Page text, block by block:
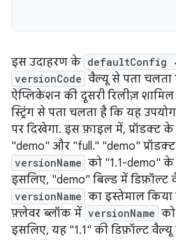
इस उदाहरण के defaultConfig
versionCode वैल्यू से पता चलता
ऐप्लिकेशन की दूसरी रिलीज़ शामिल
स्ट्रिंग से पता चलता है कि यह
पर दिखेगा. इस फ़ाइल में, प्रॉडक्ट के
"demo" और "full." "demo"
versionName को "1.1-demo" के
इसलिए, "demo" बिल्ड में
versionName का इस्तेमाल किया
फ़्लेवर ब्लॉक में versionName
इसलिए, यह "1.1" की डिफ़ॉल्ट